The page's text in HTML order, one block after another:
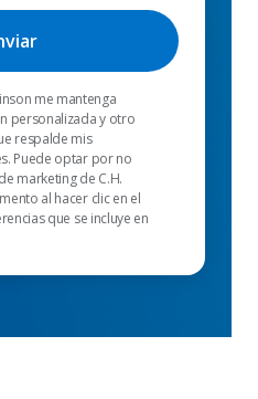
me mantenga
personalizada y otro
respalde mis
Puede optar por no
marketing de C.H.
al hacer clic en el
que se incluye en